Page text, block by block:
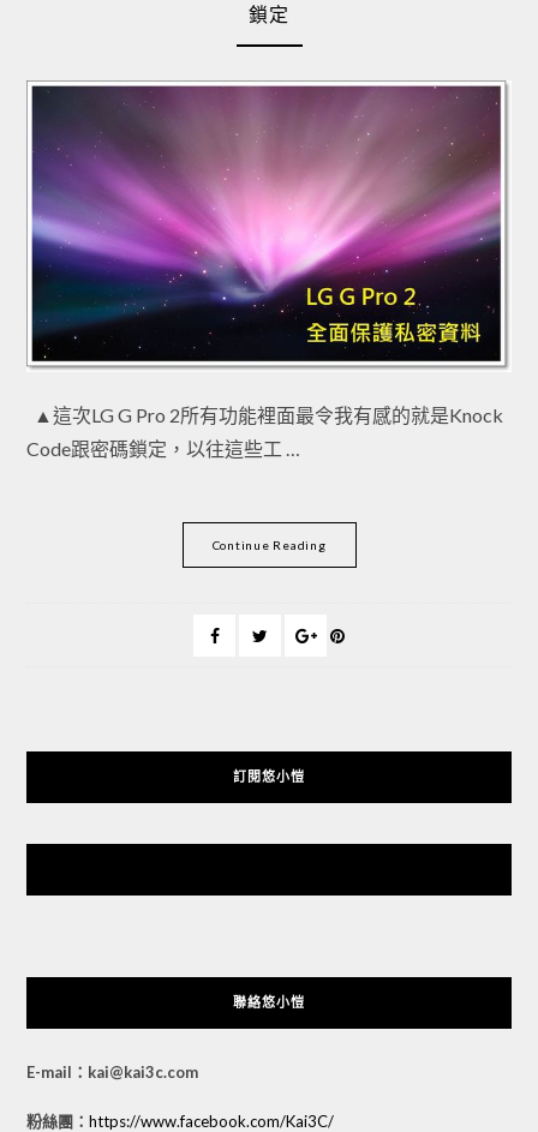
鎖定
▲這次LG G Pro 2所有功能裡面最令我有感的就是Knock
Code跟密碼鎖定，以往這些工 …
Continue Reading
訂閱悠小愷
聯絡悠小愷
E-mail：kai@kai3c.com
粉絲團： https://www.facebook.com/Kai3C/